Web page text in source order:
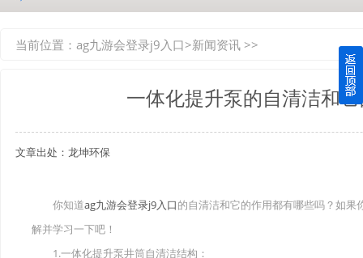
四川玻璃钢化粪池逐渐取代传统玻璃钢化粪池的这几点原因
关于重庆玻璃钢化粪池的这些基础知识你都记住了吗？
在安装绵阳玻璃钢化粪池时可能遇到这些难题
当前位置： ag九游会登录j9入口>新闻资讯 >>
一体化提升泵的自清洁和
文章出处：龙坤环保
你知道ag九游会登录j9入口的自清洁和它的作用都有哪些吗？如
解并学习一下吧！
1.一体化提升泵井筒自清洁结构：